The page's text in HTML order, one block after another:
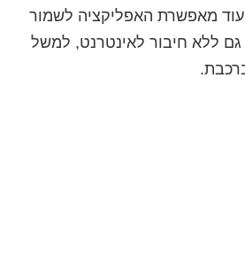
עוד מאפשרת האפליקציה לשמור
גם ללא חיבור לאינטרנט, למשל